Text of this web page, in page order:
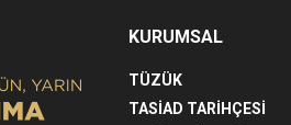
KURUMSAL
TÜZÜK
TASİAD TARİHÇESİ